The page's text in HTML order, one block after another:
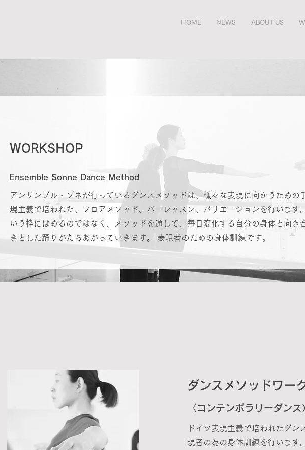
HOME NEWS ABOUT US
WORKSHOP
Ensemble Sonne Dance Method
アンサンブル・ゾネが行っているダンスメソッドは、様々な表現に向かうための
現主義で培われた、フロアメソッド、バーレッスン、バリエーションを行います
いう枠にはめるのではなく、メソッドを通して、毎日変化する自分の身体と向き
きとした踊りがたちあがっていきます。 表現者のための身体訓練です。
ダンスメソッドワー
〈 コンテンポラ リー​ダンス
ドイツ表現主義で培われたダン
現者の為の身体訓練を行います。